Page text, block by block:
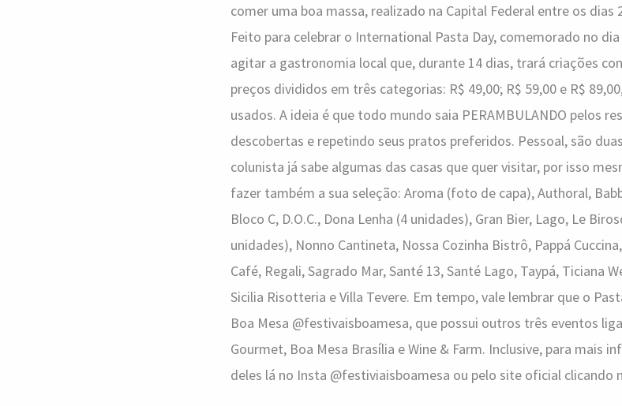
comer uma boa massa, realizado na Capital Federal entre os dias
Feito para celebrar o International Pasta Day, comemorado no
agitar a gastronomia local que, durante 14 dias, trará criações
preços divididos em três categorias: R$ 49,00; R$ 59,00 e R$
usados. A ideia é que todo mundo saia PERAMBULANDO pelos
descobertas e repetindo seus pratos preferidos. Pessoal, são
colunista já sabe algumas das casas que quer visitar, por isso
fazer também a sua seleção: Aroma (foto de capa), Authoral,
Bloco C, D.O.C., Dona Lenha (4 unidades), Gran Bier, Lago, Le
unidades), Nonno Cantineta, Nossa Cozinha Bistrô, Pappá
Café, Regali, Sagrado Mar, Santé 13, Santé Lago, Taypá, Ticiana
Sicilia Risotteria e Villa Tevere. Em tempo, vale lembrar que o
Boa Mesa @festivaisboamesa, que possui outros três eventos
Gourmet, Boa Mesa Brasília e Wine & Farm. Inclusive, para mais
deles lá no Insta @festiviaisboamesa ou pelo site oficial clicando